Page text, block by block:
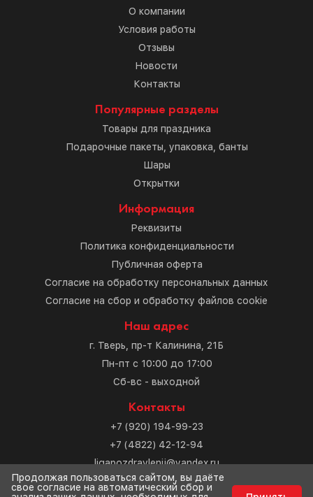
О компании
Условия работы
Отзывы
Новости
Контакты
Популярные разделы
Товары для праздника
Подарочные пакеты, упаковка, банты
Шары
Открытки
Информация
Реквизиты
Политика конфиденциальности
Публичная оферта
Согласие на обработку персональных данных
Согласие на сбор и обработку файлов cookie
Наш адрес
г. Тверь, пр-т Калинина, 21Б
Пн-пт с 10:00 до 17:00
Сб-вс - выходной
Контакты
+7 (920) 194-99-23
+7 (4822) 42-12-94
ligapozdravlenij@yandex.ru
Разработка сайта
Продолжая пользоваться сайтом, вы даёте
свое согласие на автоматический сбор и